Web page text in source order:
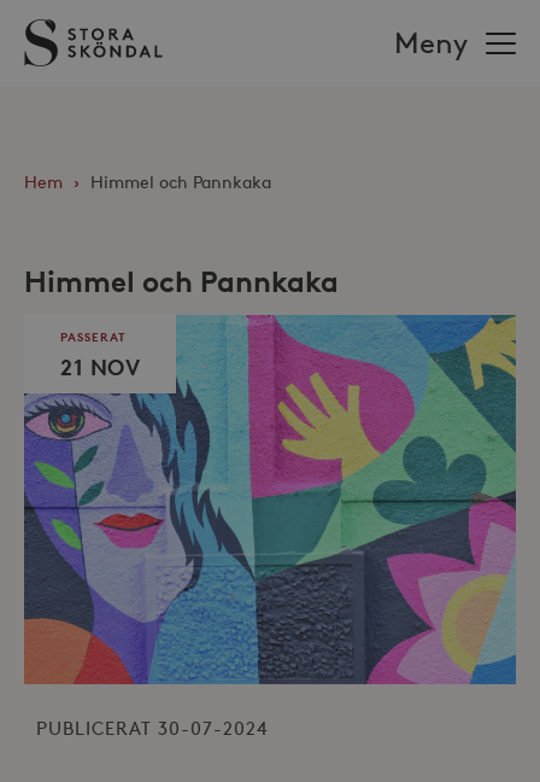
Stora
Sköndal
Meny
Hem › Himmel och Pannkaka
Himmel och Pannkaka
PASSERAT
21 NOV
PUBLICERAT 30-07-2024